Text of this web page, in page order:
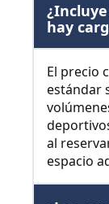
hay
El precio
estándar
al
espacio